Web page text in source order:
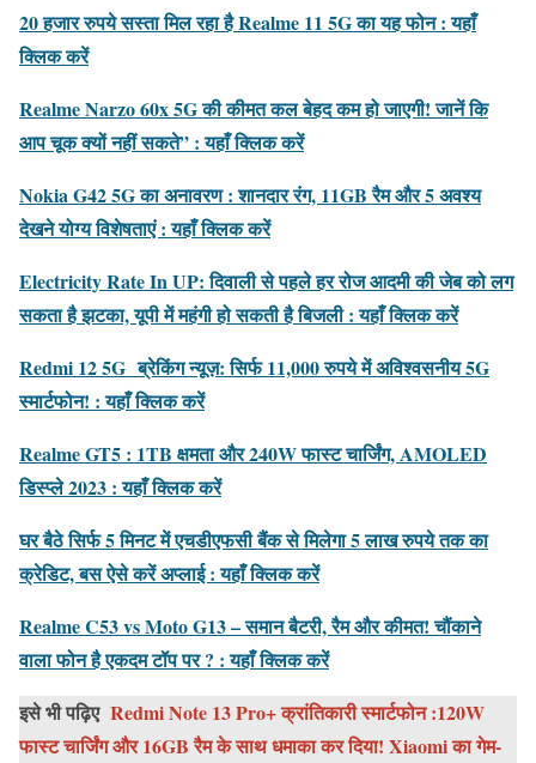
20 हजार रुपये सस्ता मिल रहा है Realme 11 5G का यह फोन : यहाँ
क्लिक करें
Realme Narzo 60x 5G की कीमत कल बेहद कम हो जाएगी! जानें कि
आप चूक क्यों नहीं सकते” : यहाँ क्लिक करें
Nokia G42 5G का अनावरण : शानदार रंग, 11GB रैम और 5 अवश्य
देखने योग्य विशेषताएं : यहाँ क्लिक करें
Electricity Rate In UP: दिवाली से पहले हर रोज आदमी की जेब को लग
सकता है झटका, यूपी में महंगी हो सकती है बिजली : यहाँ क्लिक करें
Redmi 12 5G ब्रेकिंग न्यूज़: सिर्फ 11,000 रुपये में अविश्वसनीय 5G
स्मार्टफोन! : यहाँ क्लिक करें
Realme GT5 : 1TB क्षमता और 240W फास्ट चार्जिंग, AMOLED
डिस्प्ले 2023 : यहाँ क्लिक करें
घर बैठे सिर्फ 5 मिनट में एचडीएफसी बैंक से मिलेगा 5 लाख रुपये तक का
क्रेडिट, बस ऐसे करें अप्लाई : यहाँ क्लिक करें
Realme C53 vs Moto G13 – समान बैटरी, रैम और कीमत! चौंकाने
वाला फोन है एकदम टॉप पर ? : यहाँ क्लिक करें
इसे भी पढ़िए Redmi Note 13 Pro+ क्रांतिकारी स्मार्टफोन :120W
फास्ट चार्जिंग और 16GB रैम के साथ धमाका कर दिया! Xiaomi का गेम-